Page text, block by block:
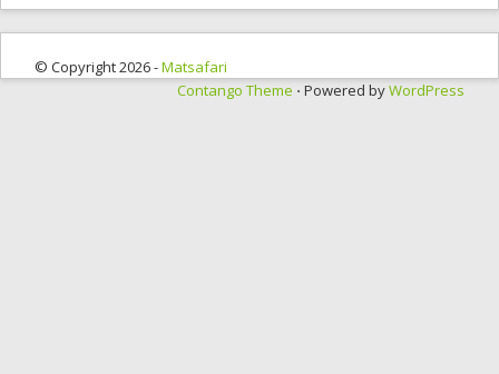
© Copyright 2026 -Matsafari
Contango Theme ⋅ Powered byWordPress